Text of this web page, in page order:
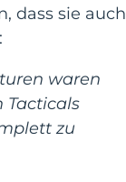
dass sie auch
waren
Tacticals
zu